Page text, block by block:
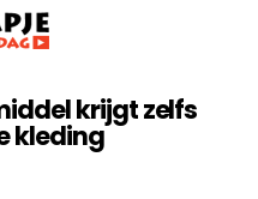
krijgt zelfs
kleding